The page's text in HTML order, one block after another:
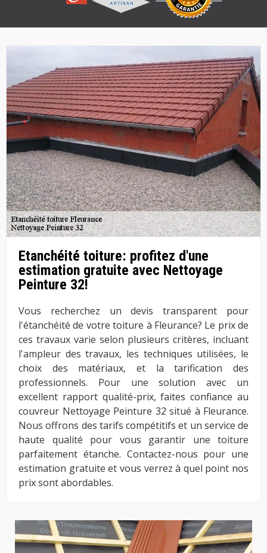
Etanchéité toiture: profitez d'une
estimation gratuite avec Nettoyage
Peinture 32!
Vous recherchez un devis transparent pour
l'étanchéité de votre toiture à Fleurance? Le prix de
ces travaux varie selon plusieurs critères, incluant
l'ampleur des travaux, les techniques utilisées, le
choix des matériaux, et la tarification des
professionnels. Pour une solution avec un
excellent rapport qualité-prix, faites confiance au
couvreur Nettoyage Peinture 32 situé à Fleurance.
Nous offrons des tarifs compétitifs et un service de
haute qualité pour vous garantir une toiture
parfaitement étanche. Contactez-nous pour une
estimation gratuite et vous verrez à quel point nos
prix sont abordables.